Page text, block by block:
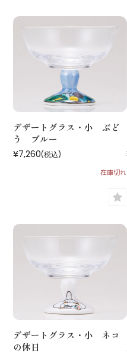
デザートグラス・小 ぶど
う ブルー
¥7,260(税込)
在庫切れ
デザートグラス・小 ネコ
の休日